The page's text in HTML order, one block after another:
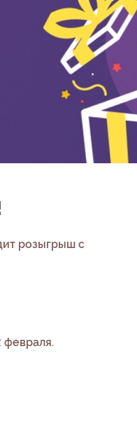
розыгрыш с
февраля.